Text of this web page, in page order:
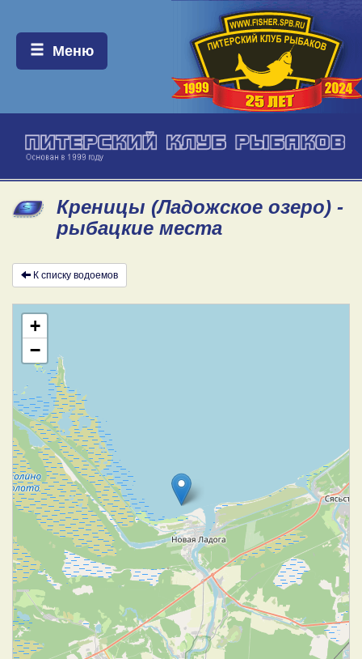
Меню:
Меню
Креницы (Ладожское озеро) -
рыбацкие места
К списку водоемов
+
−